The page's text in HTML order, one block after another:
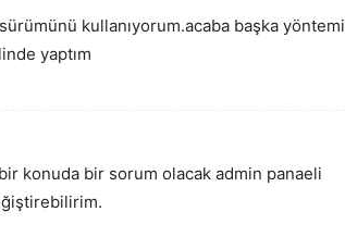
kullanıyorum.acaba başka yöntemi
yaptım
konuda bir sorum olacak admin panaeli